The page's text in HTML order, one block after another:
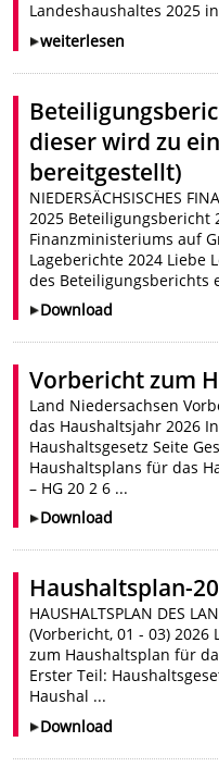
Landeshaushaltes 2025
weiterlesen
dieser wird zu
bereitgestellt)
NIEDERSÄCHSISCHES
2025 Beteiligungsbericht
Finanzministeriums auf
Lageberichte 2024 Liebe
des Beteiligungsberichts
Download
Vorbericht zum
Land Niedersachsen
das Haushaltsjahr 2026
Haushaltsgesetz Seite
Haushaltsplans für das
– HG 20 2 6 ...
Download
Haushaltsplan-
HAUSHALTSPLAN DES
(Vorbericht, 01 - 03)
zum Haushaltsplan für
Erster Teil:
Haushal ...
Download